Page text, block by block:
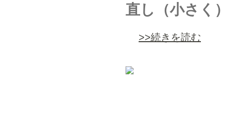
直し（小さく
>>続きを読む